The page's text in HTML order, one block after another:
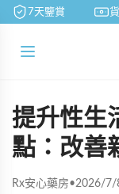
7天鑒賞 貨
提升性生
點：改善
Rx安心藥房•2026/7/